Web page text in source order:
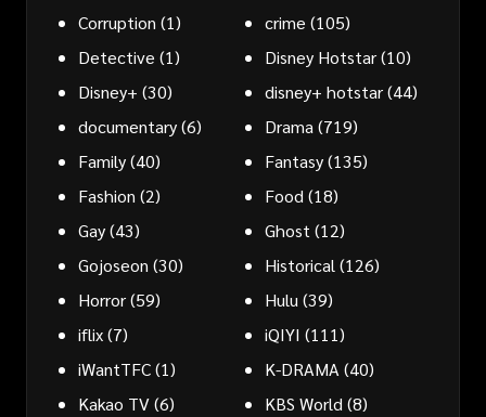
Corruption (1) crime (105)
Detective (1) Disney Hotstar(10)
Disney+ (30) disney+ hotstar(44)
documentary(6) Drama (719)
Family(40) Fantasy(135)
Fashion (2) Food (18)
Gay(43) Ghost (12)
Gojoseon (30) Historical (126)
Horror(59) Hulu (39)
iflix(7) iQIYI (111)
iWantTFC(1) K-DRAMA (40)
Kakao TV(6) KBS World (8)